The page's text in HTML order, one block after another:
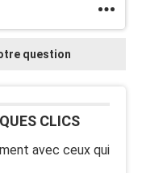
question
CLICS
avec ceux qui